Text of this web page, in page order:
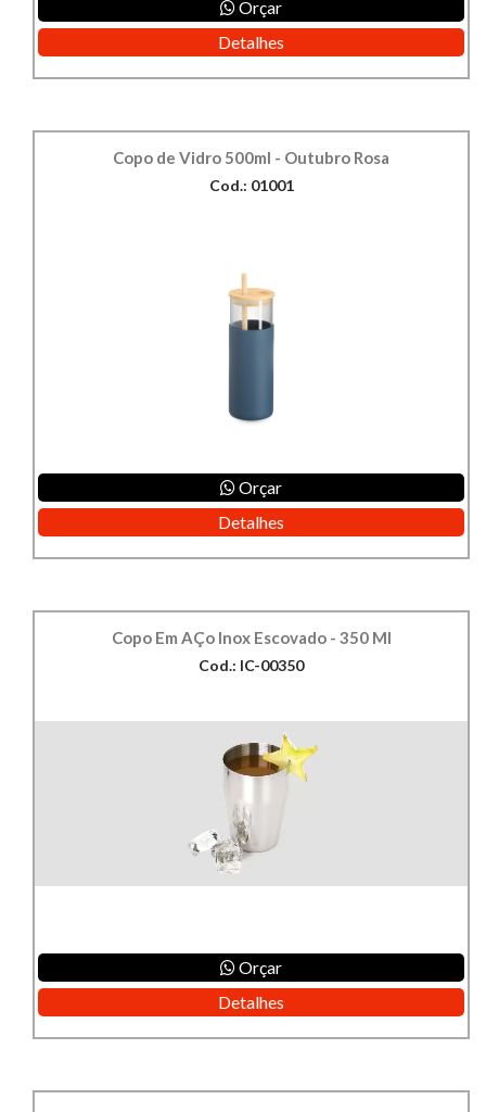
Orçar
Detalhes
Copo de Vidro 500ml - Outubro Rosa
Cod.: 01001
Orçar
Detalhes
Copo Em AÇo Inox Escovado - 350 Ml
Cod.: IC-00350
Orçar
Detalhes